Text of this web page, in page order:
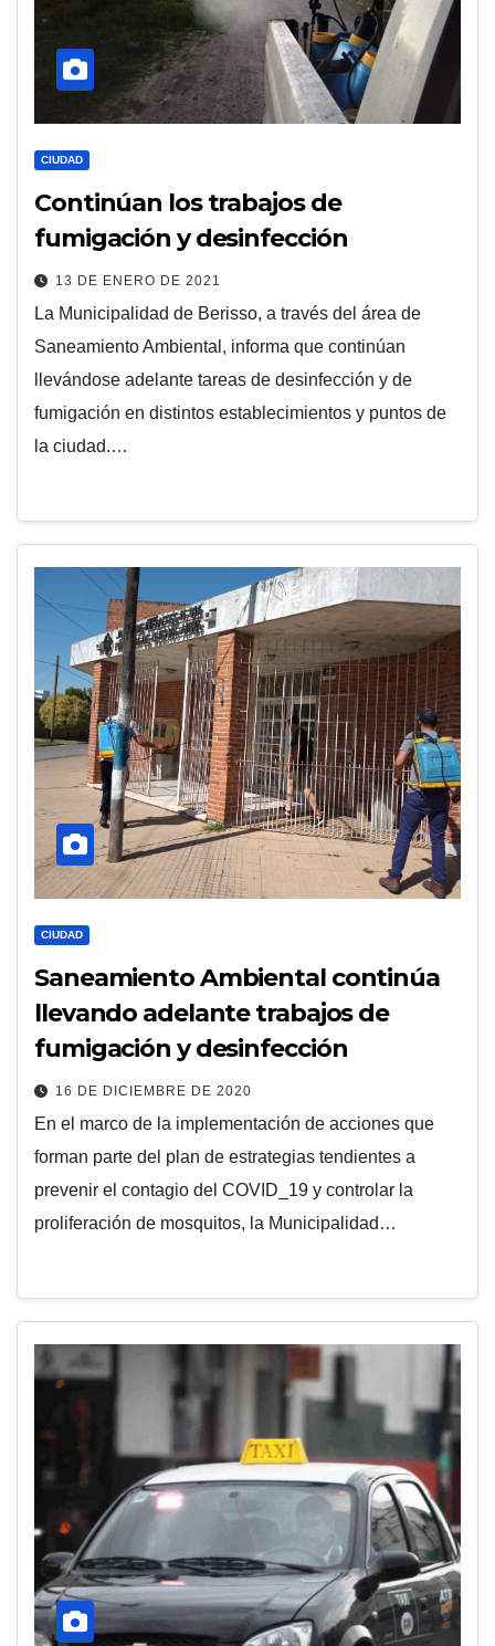
CIUDAD
Continúan los trabajos de
fumigación y desinfección
13 DE ENERO DE 2021
La Municipalidad de Berisso, a través del área de
Saneamiento Ambiental, informa que continúan
llevándose adelante tareas de desinfección y de
fumigación en distintos establecimientos y puntos de
la ciudad.…
CIUDAD
Saneamiento Ambiental continúa
llevando adelante trabajos de
fumigación y desinfección
16 DE DICIEMBRE DE 2020
En el marco de la implementación de acciones que
forman parte del plan de estrategias tendientes a
prevenir el contagio del COVID_19 y controlar la
proliferación de mosquitos, la Municipalidad…